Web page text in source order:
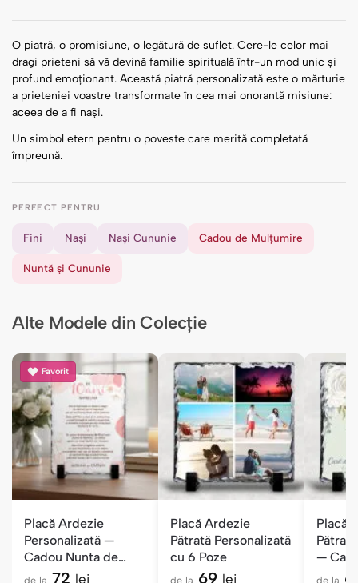
O piatră, o promisiune, o legătură de suflet. Cere-le celor mai
dragi prieteni să vă devină familie spirituală într-un mod unic și
profund emoționant. Această piatră personalizată este o mărturie
a prieteniei voastre transformate în cea mai onorantă misiune:
aceea de a fi nași.
Un simbol etern pentru o poveste care merită completată
împreună.
PERFECT PENTRU
Fini Nași Nași Cununie Cadou de Mulțumire
Nuntă și Cununie
Alte Modele din Colecție
Favorit
Placă Ardezie
Personalizată —
Cadou Nunta de
Aluminiu 10 Ani
de la 72 lei
Placă Ardezie
Pătrată Personalizată
cu 6 Poze
de la 69 lei
Placă
—
de la